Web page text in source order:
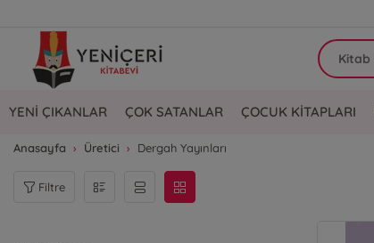
YENİ ÇIKANLAR ÇOK SATANLAR ÇOCUK KİTAPLARI
Anasayfa Üretici Dergah Yayınları
Filtre